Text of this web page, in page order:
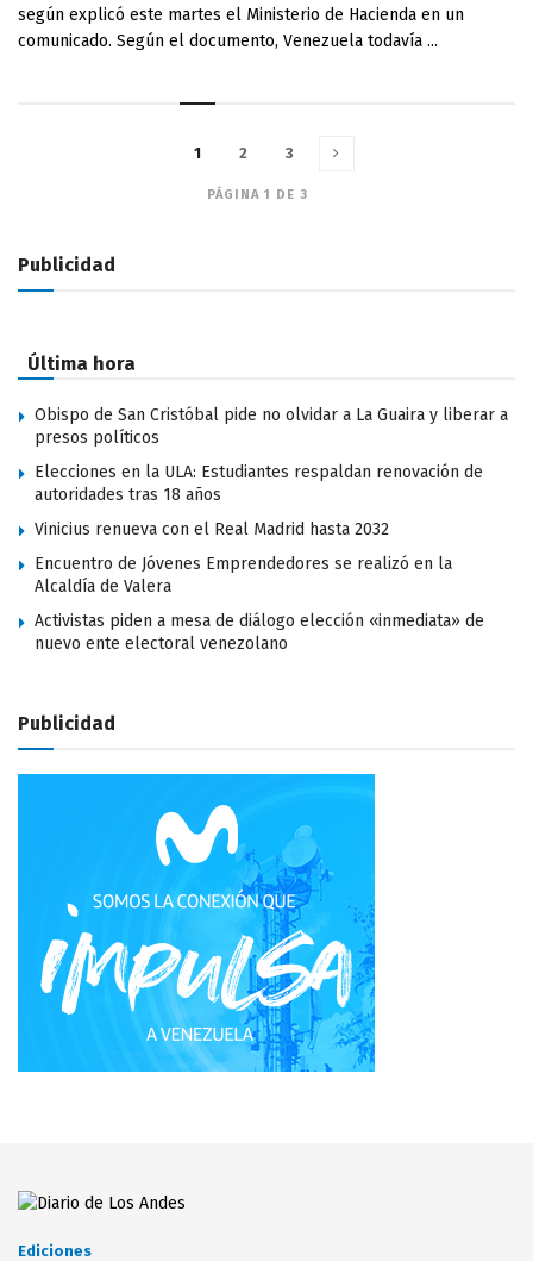
según explicó este martes el Ministerio de Hacienda en un
comunicado. Según el documento, Venezuela todavía ...
PÁGINA 1 DE 3
1 2 3
Publicidad
Última hora
Obispo de San Cristóbal pide no olvidar a La Guaira y liberar a
presos políticos
Elecciones en la ULA: Estudiantes respaldan renovación de
autoridades tras 18 años
Vinicius renueva con el Real Madrid hasta 2032
Encuentro de Jóvenes Emprendedores se realizó en la
Alcaldía de Valera
Activistas piden a mesa de diálogo elección «inmediata» de
nuevo ente electoral venezolano
Publicidad
Ediciones